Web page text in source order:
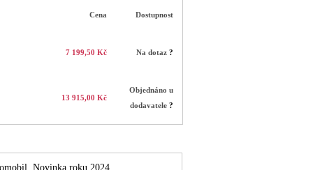
Cena Dostupnost
7 199,50 Kč Na dotaz ?
13 915,00 Kč
Objednáno u
dodavatele ?
Novinka roku 2024.